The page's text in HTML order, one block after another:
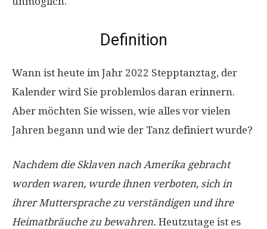
Definition
Wann ist heute im Jahr 2022 Stepptanztag, der
Kalender wird Sie problemlos daran erinnern.
Aber möchten Sie wissen, wie alles vor vielen
Jahren begann und wie der Tanz definiert wurde?
Nachdem die Sklaven nach Amerika gebracht
worden waren, wurde ihnen verboten, sich in
ihrer Muttersprache zu verständigen und ihre
Heimatbräuche zu bewahren. Heutzutage ist es